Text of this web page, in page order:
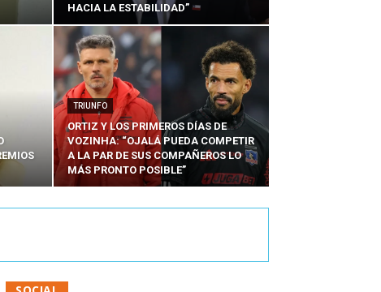
HACIA LA ESTABILIDAD”
TRIUNFO
ORTIZ Y LOS PRIMEROS DÍAS DE
VOZINHA: “OJALÁ PUEDA COMPETIR
A LA PAR DE SUS COMPAÑEROS LO
MÁS PRONTO POSIBLE”